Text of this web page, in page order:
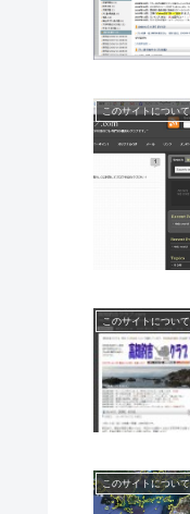
このサイトについて
このサイトについて
このサイトについて